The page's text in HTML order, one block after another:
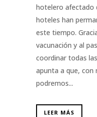
hotelero afectado
hoteles han
este tiempo.
vacunación y al
coordinar todas
apunta a que, con
podremos...
LEER MÁS